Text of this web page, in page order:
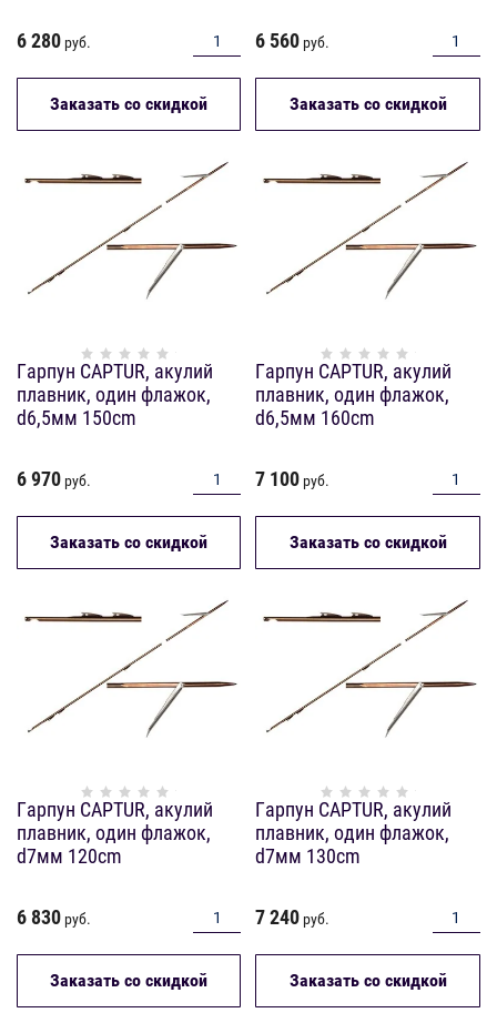
6 280 руб.
Заказать со скидкой
6 560 руб.
Заказать со скидкой
Гарпун CAPTUR, акулий
плавник, один флажок,
d6,5мм 150cm
6 970 руб.
Заказать со скидкой
Гарпун CAPTUR, акулий
плавник, один флажок,
d6,5мм 160cm
7 100 руб.
Заказать со скидкой
Гарпун CAPTUR, акулий
плавник, один флажок,
d7мм 120cm
6 830 руб.
Заказать со скидкой
Гарпун CAPTUR, акулий
плавник, один флажок,
d7мм 130cm
7 240 руб.
Заказать со скидкой